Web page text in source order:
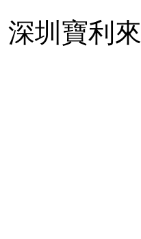
深圳寶